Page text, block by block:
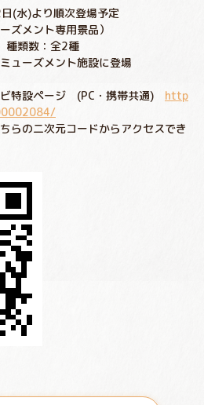
(水)より順次登場予定
ズメント専用景品）
類数：全2種
ューズメント施設に登場
特設ページ (PC・携帯共通) http
らの二次元コードからアクセスでき